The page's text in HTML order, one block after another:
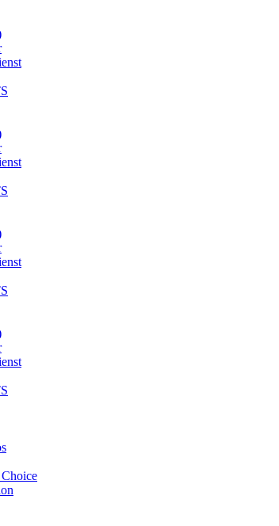
Choice